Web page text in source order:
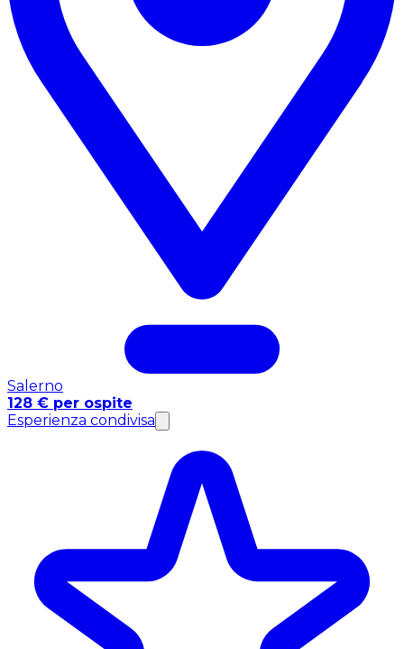
Salerno
128 € per ospite
Esperienza condivisa